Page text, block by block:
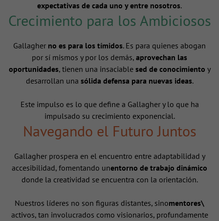
expectativas de cada uno y entre nosotros.
Crecimiento para los Ambiciosos
Gallagher no es para los tímidos. Es para quienes abogan
por sí mismos y por los demás, aprovechan las
oportunidades, tienen una insaciable sed de conocimiento y
desarrollan una sólida defensa para nuevas ideas.
Este impulso es lo que define a Gallagher y lo que ha
impulsado su crecimiento exponencial.
Navegando el Futuro Juntos
Gallagher prospera en el encuentro entre adaptabilidad y
accesibilidad, fomentando unentorno de trabajo dinámico
donde la creatividad se encuentra con la orientación.
Nuestros líderes no son figuras distantes, sinomentores\
activos, tan involucrados como visionarios, profundamente